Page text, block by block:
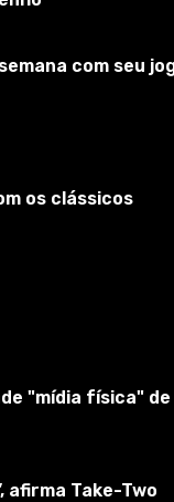
(uma menina
com seu
os clássicos
física" de
afirma Take-Two